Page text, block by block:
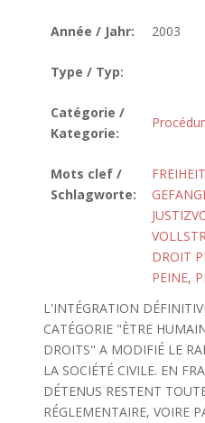
Année / Jahr: 2003
Type / Typ:
Catégorie /
Kategorie:
Mots clef /
Schlagworte:
DROIT
PEINE,
L'INTÉGRATION
CATÉGORIE "ÈTRE
DROITS" A MODIFIÉ LE
LA SOCIÉTÉ CIVILE. EN
DÉTENUS RESTENT
RÉGLEMENTAIRE, VOIRE